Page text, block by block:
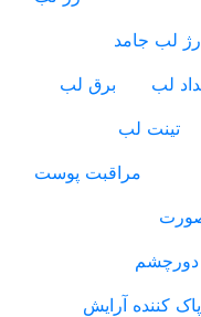
رژ لب جامد
لب
برق لب
تینت لب
مراقبت پوست
کننده آرایش